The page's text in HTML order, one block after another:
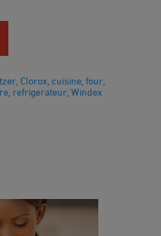
, Clorox cuisine, four,
, refrigerateur, Windex